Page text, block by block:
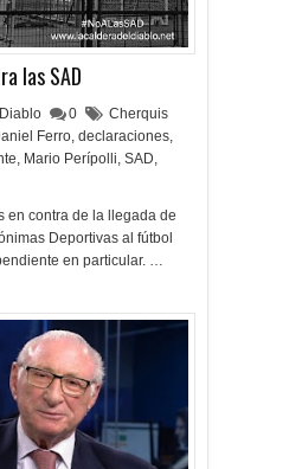
las SAD
0
Cherquis
Ferro, declaraciones,
, Mario Perípolli, SAD,
en contra de la llegada de
Deportivas al fútbol
en particular. …